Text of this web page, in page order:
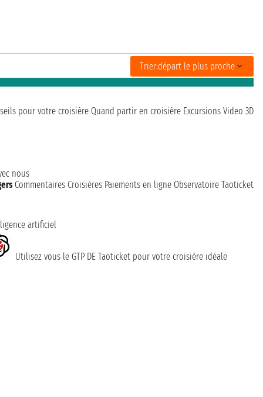
Trier:départ le plus proche
pour votre croisière Quand partir en croisière Excursions Video 3D
nous
Commentaires Croisières Paiements en ligne Observatoire Taoticket
artificiel
Utilisez vous le GTP DE Taoticket pour votre croisière idéale